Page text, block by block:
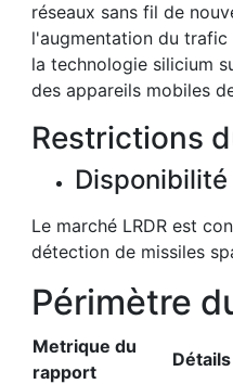
réseaux sans fil de
l'augmentation du
la technologie silicium
des appareils mobiles
Restrictions
Le marché LRDR est
détection de missiles
Périmètre
Metrique du
rapport
Détails